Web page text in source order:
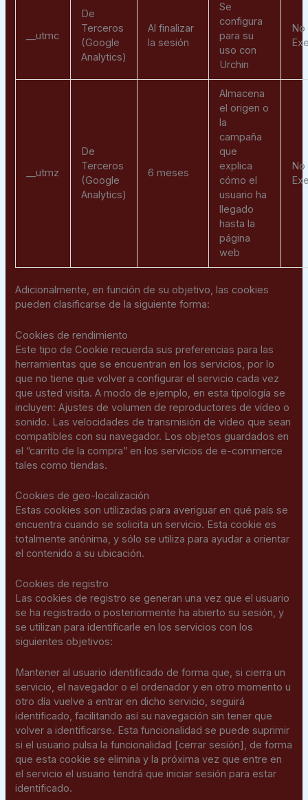
__utmc
De
Terceros
(Google
Analytics)
Al finalizar
la sesión
Se
configura
para su
uso con
Urchin
No
__utmz
De
Terceros
(Google
Analytics)
6 meses
Almacena
el origen o
la
campaña
que
explica
cómo el
usuario ha
llegado
hasta la
página
web
No
Adicionalmente, en función de su objetivo, las cookies
pueden clasificarse de la siguiente forma:
Cookies de rendimiento
Este tipo de Cookie recuerda sus preferencias para las
herramientas que se encuentran en los servicios, por lo
que no tiene que volver a configurar el servicio cada vez
que usted visita. A modo de ejemplo, en esta tipología se
incluyen: Ajustes de volumen de reproductores de vídeo o
sonido. Las velocidades de transmisión de vídeo que sean
compatibles con su navegador. Los objetos guardados en
el “carrito de la compra” en los servicios de e-commerce
tales como tiendas.
Cookies de geo-localización
Estas cookies son utilizadas para averiguar en qué país se
encuentra cuando se solicita un servicio. Esta cookie es
totalmente anónima, y sólo se utiliza para ayudar a orientar
el contenido a su ubicación.
Cookies de registro
Las cookies de registro se generan una vez que el usuario
se ha registrado o posteriormente ha abierto su sesión, y
se utilizan para identificarle en los servicios con los
siguientes objetivos:
Mantener al usuario identificado de forma que, si cierra un
servicio, el navegador o el ordenador y en otro momento u
otro día vuelve a entrar en dicho servicio, seguirá
identificado, facilitando así su navegación sin tener que
volver a identificarse. Esta funcionalidad se puede suprimir
si el usuario pulsa la funcionalidad [cerrar sesión], de forma
que esta cookie se elimina y la próxima vez que entre en
el servicio el usuario tendrá que iniciar sesión para estar
identificado.